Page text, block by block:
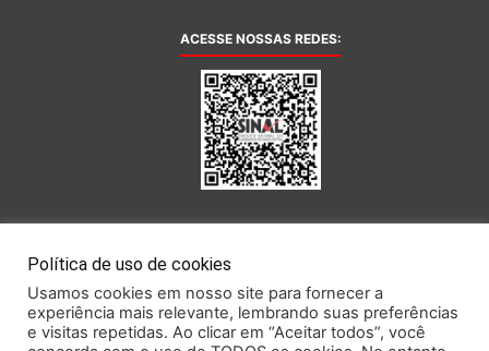
ACESSE NOSSAS REDES:
Política de uso de cookies
Usamos cookies em nosso site para fornecer a
experiência mais relevante, lembrando suas preferências
e visitas repetidas. Ao clicar em “Aceitar todos”, você